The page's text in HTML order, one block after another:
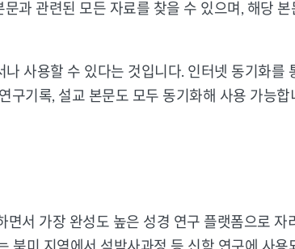
과 관련된 모든 자료를 찾을 수 있으며, 해당
사용할 수 있다는 것입니다. 인터넷 동기화
구기록, 설교 본문도 모두 동기화해 사용 가능
면서 가장 완성도 높은 성경 연구 플랫폼으로